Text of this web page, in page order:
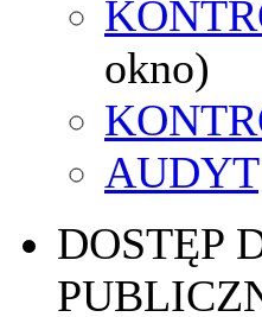
okno)
AUDYT
DOSTĘP